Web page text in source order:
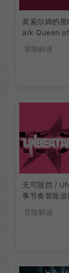
莫索尔姆的
ark Queen
结局叙事游戏
冒险解谜
无可阻挡 /
事节奏冒险游
冒险解谜